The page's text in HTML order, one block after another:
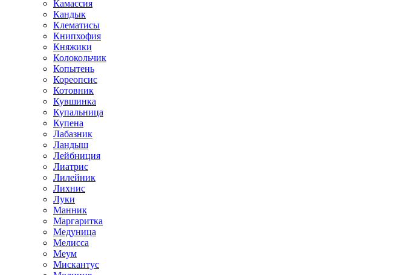
Камассия
Кандык
Клематисы
Книпхофия
Княжики
Колокольчик
Копытень
Кореопсис
Котовник
Кувшинка
Купальница
Купена
Лабазник
Ландыш
Лейбниция
Лиатрис
Лилейник
Лихнис
Луки
Манник
Маргаритка
Медуница
Мелисса
Меум
Мискантус